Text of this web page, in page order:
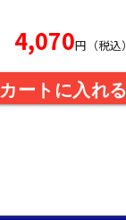
4,070円（税込）
カートに入れる